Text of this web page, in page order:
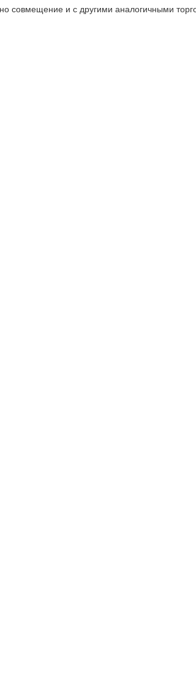
совмещение и с другими аналогичными